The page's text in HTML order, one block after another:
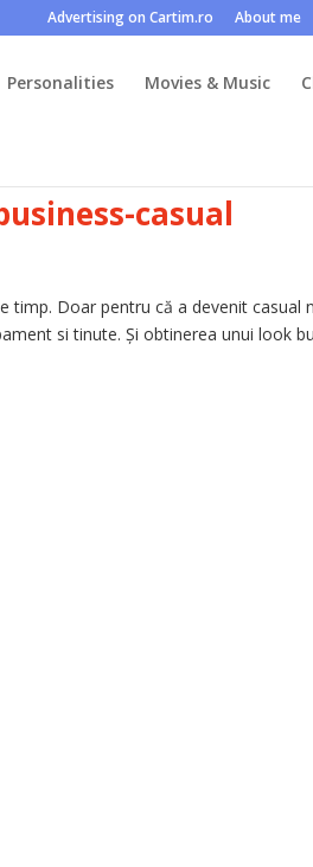
Advertising on Cartim.ro About me
Personalities Movies & Music
casual
Doar pentru că a devenit casual
si tinute. Și obtinerea unui look